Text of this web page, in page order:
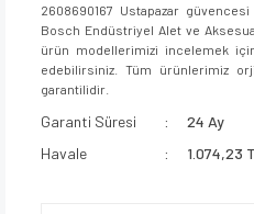
2608690167 Ustapazar
Bosch Endüstriyel Alet ve
ürün modellerimizi incelemek
edebilirsiniz. Tüm ürünlerimiz
garantilidir.
Garanti Süresi
24 Ay
Havale
1.074,23